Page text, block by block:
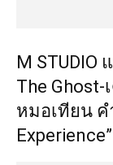
M STUDIO
The Ghost-
หมอเทียน ค